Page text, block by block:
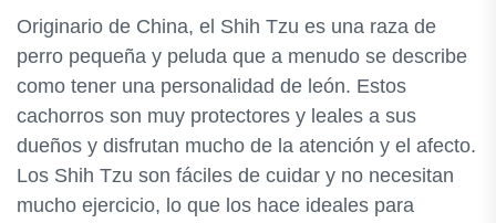
Originario de China, el Shih Tzu es una raza de
perro pequeña y peluda que a menudo se describe
como tener una personalidad de león. Estos
cachorros son muy protectores y leales a sus
dueños y disfrutan mucho de la atención y el afecto.
Los Shih Tzu son fáciles de cuidar y no necesitan
mucho ejercicio, lo que los hace ideales para